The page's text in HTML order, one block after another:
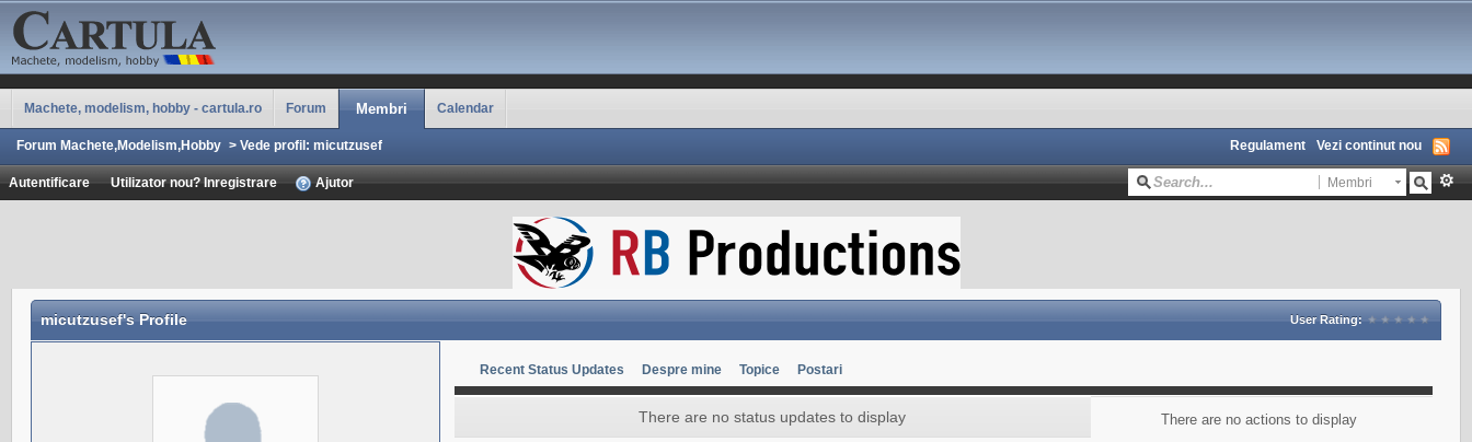
Machete, modelism, hobby - cartula.ro Forum Membri Calendar
Forum Machete,Modelism,Hobby > Vede profil: micutzusef Regulament Vezi continut nou
Autentificare Utilizator nou? Inregistrare Ajutor Membri
micutzusef's Profile User Rating:
Recent Status Updates Despre mine Topice Postari
There are no status updates to display There are no actions to display